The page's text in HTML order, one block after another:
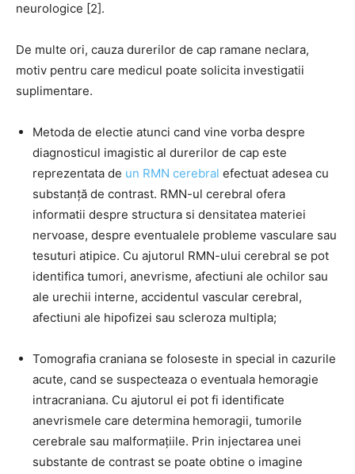
neurologice [2].
De multe ori, cauza durerilor de cap ramane neclara,
motiv pentru care medicul poate solicita investigatii
suplimentare.
Metoda de electie atunci cand vine vorba despre
diagnosticul imagistic al durerilor de cap este
reprezentata de un RMN cerebral efectuat adesea cu
substanță de contrast. RMN-ul cerebral ofera
informatii despre structura si densitatea materiei
nervoase, despre eventualele probleme vasculare sau
tesuturi atipice. Cu ajutorul RMN-ului cerebral se pot
identifica tumori, anevrisme, afectiuni ale ochilor sau
ale urechii interne, accidentul vascular cerebral,
afectiuni ale hipofizei sau scleroza multipla;
Tomografia craniana se foloseste in special in cazurile
acute, cand se suspecteaza o eventuala hemoragie
intracraniana. Cu ajutorul ei pot fi identificate
anevrismele care determina hemoragii, tumorile
cerebrale sau malformațiile. Prin injectarea unei
substante de contrast se poate obtine o imagine